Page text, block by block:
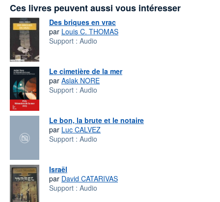
Ces livres peuvent aussi vous intéresser
Des briques en vrac
par Louis C. THOMAS
Support : Audio
Le cimetière de la mer
par Aslak NORE
Support : Audio
Le bon, la brute et le notaire
par Luc CALVEZ
Support : Audio
Israël
par David CATARIVAS
Support : Audio